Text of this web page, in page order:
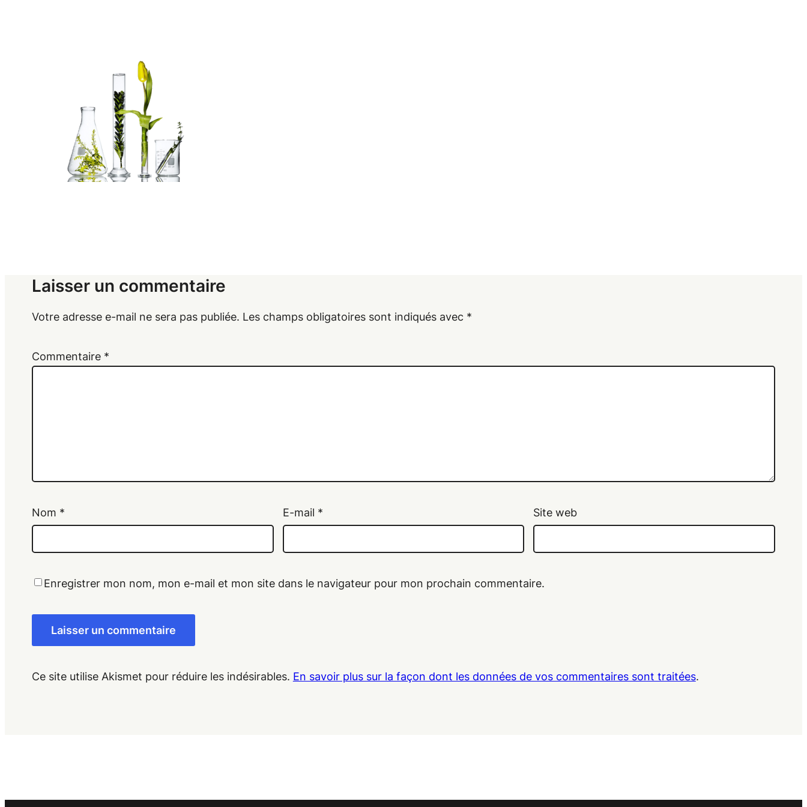
Laisser un commentaire
Votre adresse e-mail ne sera pas publiée. Les champs obligatoires sont indiqués avec *
Commentaire *
Nom * E-mail * Site web
Enregistrer mon nom, mon e-mail et mon site dans le navigateur pour mon prochain commentaire.
Ce site utilise Akismet pour réduire les indésirables. En savoir plus sur la façon dont les données de vos commentaires sont traitées.